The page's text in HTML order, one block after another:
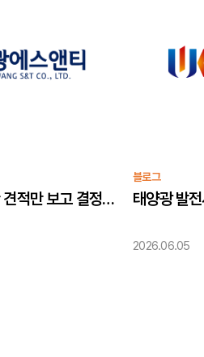
태양광 설치비용, 저렴한 견적만 보고 결정해도 괜찮을까?
블로그
2026.06.05